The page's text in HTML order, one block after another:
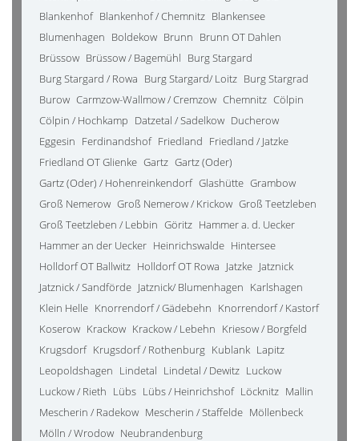
Blankenhof Blankenhof / Chemnitz Blankensee
Blumenhagen Boldekow Brunn Brunn OT Dahlen
Brüssow Brüssow / Bagemühl Burg Stargard
Burg Stargard / Rowa Burg Stargard/ Loitz Burg Stargrad
Burow Carmzow-Wallmow / Cremzow Chemnitz Cölpin
Cölpin / Hochkamp Datzetal / Sadelkow Ducherow
Eggesin Ferdinandshof Friedland Friedland / Jatzke
Friedland OT Glienke Gartz Gartz (Oder)
Gartz (Oder) / Hohenreinkendorf Glashütte Grambow
Groß Nemerow Groß Nemerow / Krickow Groß Teetzleben
Groß Teetzleben / Lebbin Göritz Hammer a. d. Uecker
Hammer an der Uecker Heinrichswalde Hintersee
Holldorf OT Ballwitz Holldorf OT Rowa Jatzke Jatznick
Jatznick / Sandförde Jatznick/ Blumenhagen Karlshagen
Klein Helle Knorrendorf / Gädebehn Knorrendorf / Kastorf
Koserow Krackow Krackow / Lebehn Kriesow / Borgfeld
Krugsdorf Krugsdorf / Rothenburg Kublank Lapitz
Leopoldshagen Lindetal Lindetal / Dewitz Luckow
Luckow / Rieth Lübs Lübs / Heinrichshof Löcknitz Mallin
Mescherin / Radekow Mescherin / Staffelde Möllenbeck
Mölln / Wrodow Neubrandenburg